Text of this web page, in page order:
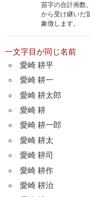
苗字の合計画数
から受け継いだ
象徴します。
一文字目が同じ名前
愛崎 耕平
愛崎 耕一
愛崎 耕太郎
愛崎 耕
愛崎 耕一郎
愛崎 耕太
愛崎 耕司
愛崎 耕作
愛崎 耕治